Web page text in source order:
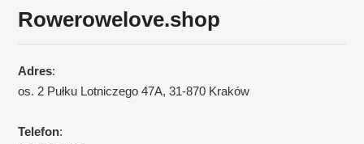
Rowerowelove.shop
Adres:
os. 2 Pułku Lotniczego 47A, 31-870 Kraków
Telefon: